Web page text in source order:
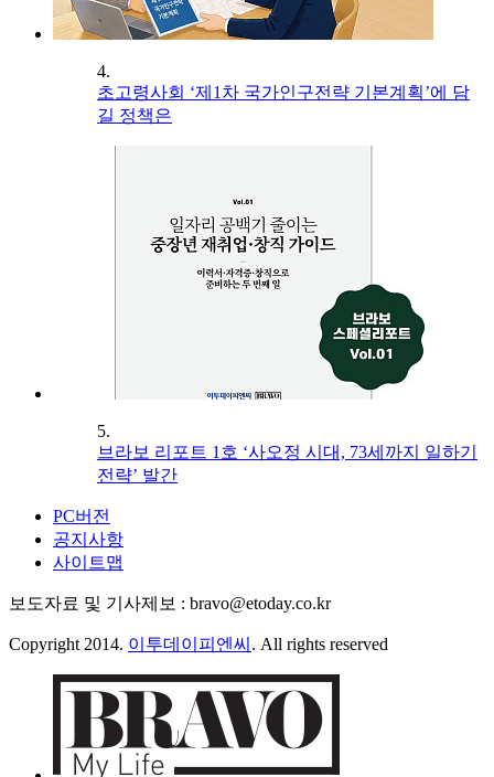
4.
초고령사회 ‘제1차 국가인구전략 기본계획’에 담
길 정책은
5.
브라보 리포트 1호 ‘사오정 시대, 73세까지 일하기
전략’ 발간
PC버전
공지사항
사이트맵
보도자료 및 기사제보 : bravo@etoday.co.kr
Copyright 2014. 이투데이피엔씨 . All rights reserved